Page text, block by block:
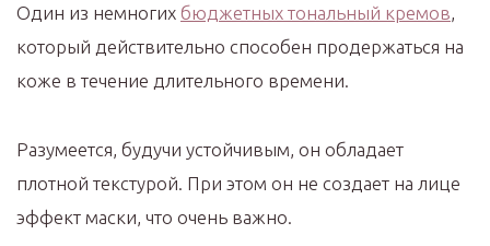
Один из немногих бюджетных тональный кремов
который действительно способен продержаться на
коже в течение длительного времени.
Разумеется, будучи устойчивым, он обладает
плотной текстурой. При этом он не создает на лице
эффект маски, что очень важно.